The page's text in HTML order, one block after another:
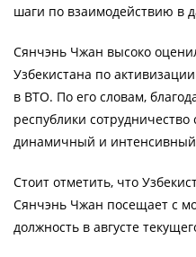
шаги по взаимодействию в
Сянчэнь Чжан высоко
Узбекистана по
в ВТО. По его словам,
республики
динамичный и интенсивный
Стоит отметить, что
Сянчэнь Чжан посещает с
должность в августе